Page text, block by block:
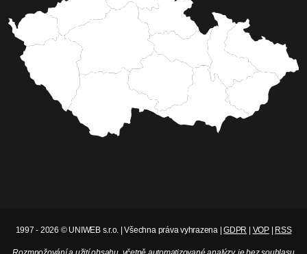
1997 - 2026 © UNIWEB s.r.o. | Všechna práva vyhrazena |GDPR VOP| RSS